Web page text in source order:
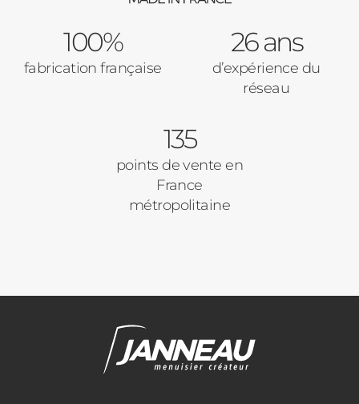
100%
fabrication française
26 ans
d’expérience du
réseau
135
points de vente en
France
métropolitaine